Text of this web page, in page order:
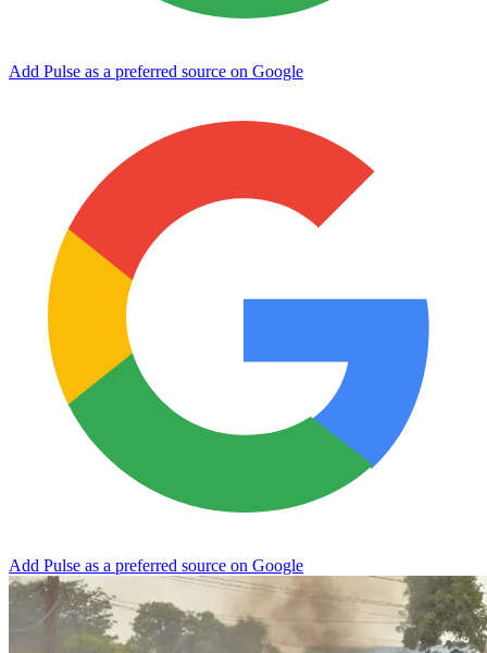
Add Pulse as a preferred source on Google
Add Pulse as a preferred source on Google